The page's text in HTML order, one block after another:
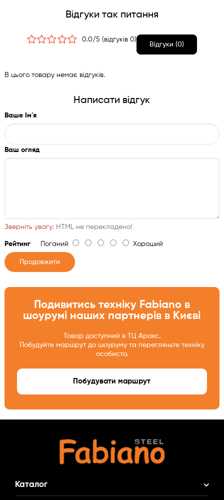
Відгуки так питання
0.0/5 (відгуків 0)
Відгуки (0)
В цього товару немає відгуків.
Написати відгук
Ваше Ім`я
Ваш огляд
Зверніть увагу:HTML не перекладено!
РейтингПоганий Хороший
Продовжити
Подивитись техніку Fabiano в
шоурумі наших партнерів в Києві
Товар доступний в ТЦ Аракс.
Побудуйте маршрут до шоуруму та перегляньте техніку
особисто.
Побудувати маршрут
Каталог